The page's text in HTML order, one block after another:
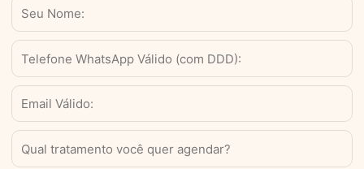
Nome
WhatsApp
Válido
(com
DDD)
Email
Serviço